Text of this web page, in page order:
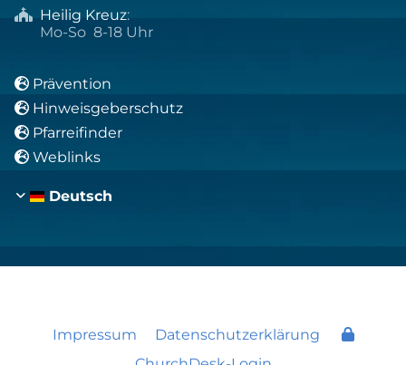
 Heilig Kreuz:
Mo-So 8-18 Uhr
 Prävention
 Hinweisgeberschutz
 Pfarreifinder
 Weblinks
Deutsch
Impressum
Datenschutzerklärung